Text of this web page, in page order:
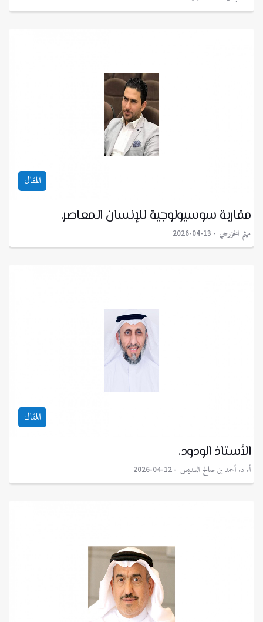
المقال
مقاربة سوسيولوجية للإنسان المعاصر.
ميثم الخزرجي 2026-04-13
المقال
الأستاذ الودود.
أ. د. أحمد بن صالح السديس 2026-04-12